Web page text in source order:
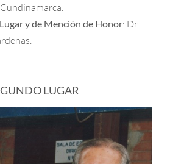
y de Mención de Honor: Dr.
LUGAR